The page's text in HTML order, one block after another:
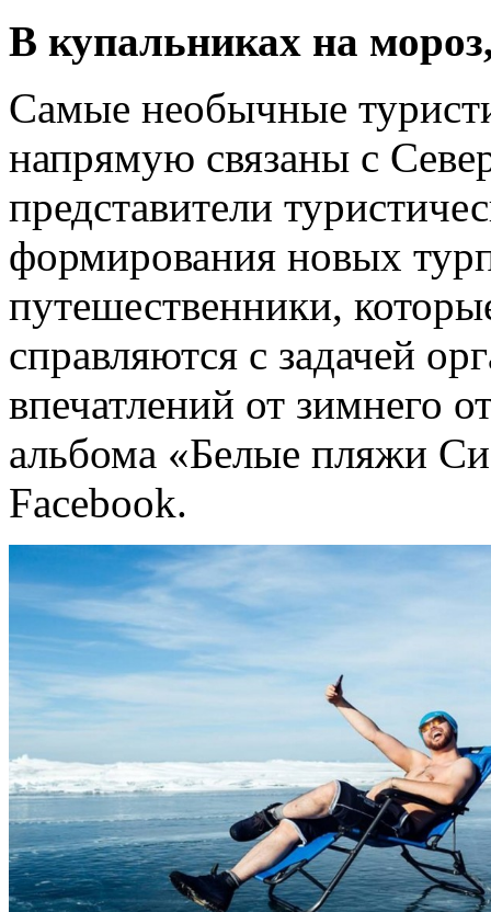
В купальниках на
Самые необычные
напрямую связаны с
представители
формирования новых
путешественники,
справляются с задачей
впечатлений от зимнего
альбома «Белые пляжи
Facebook.